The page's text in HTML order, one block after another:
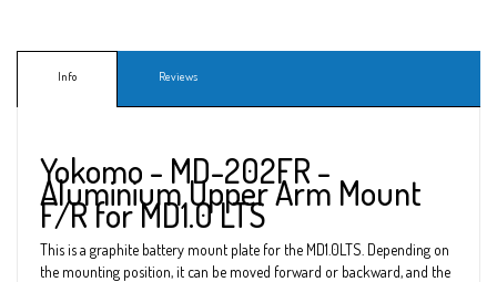
Info Reviews
Yokomo - MD-202FR -
Aluminium Upper Arm Mount
F/R for MD1.0 LTS
This is a graphite battery mount plate for the MD1.0LTS. Depending on
the mounting position, it can be moved forward or backward, and the